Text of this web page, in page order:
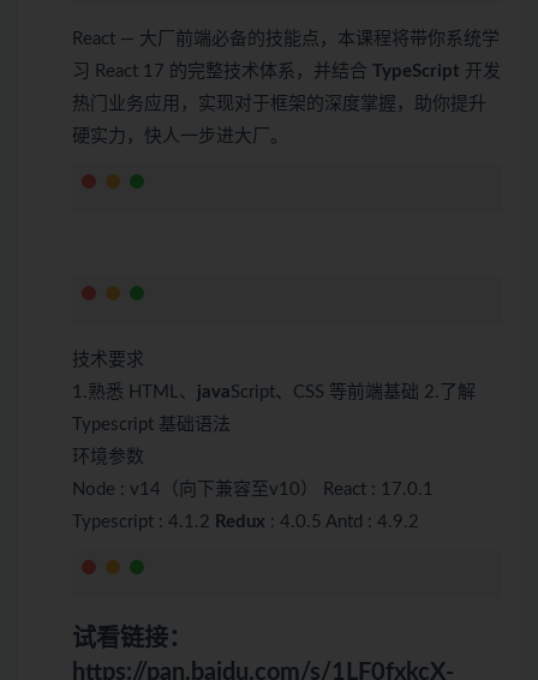
React — 大厂前端必备的技能点，本课程将带你系统学
习 React 17 的完整技术体系，并结合
TypeScript 开发
热门业务应用，实现对于框架的深度掌握，助你提升
硬实力，快人一步进大厂。
技术要求
1.熟悉 HTML、 javaScript、CSS 等前端基础 2.了解
Typescript 基础语法
环境参数
Node : v14（向下兼容至v10） React : 17.0.1
Typescript : 4.1.2 Redux : 4.0.5 Antd : 4.9.2
试看链接：
https://pan.baidu.com/s/1LF0fxkcX-